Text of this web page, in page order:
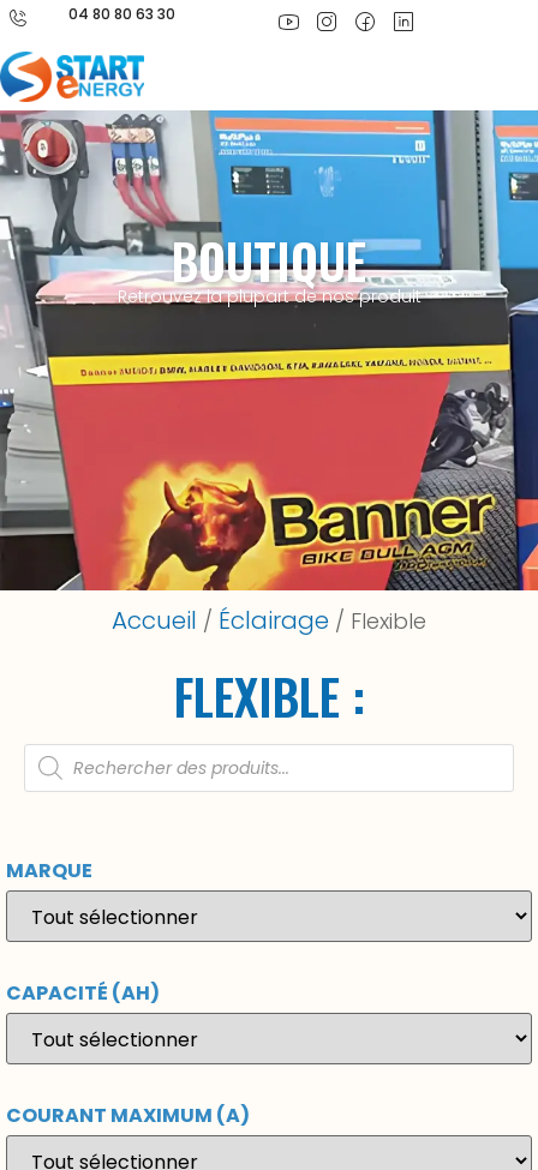
04 80 80 63 30
BOUTIQUE
Retrouvez la plupart de nos produit
Accueil / Éclairage / Flexible
FLEXIBLE :
MARQUE
CAPACITÉ (AH)
COURANT MAXIMUM (A)